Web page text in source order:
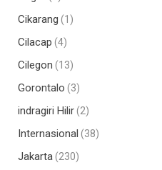
Cikarang (1)
Cilacap (4)
Cilegon (13)
Gorontalo (3)
indragiri Hilir(2)
Internasional (38)
Jakarta(230)